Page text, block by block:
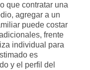
que contratar una
agregar a un
puede costar
frente
individual para
es
y el perfil del